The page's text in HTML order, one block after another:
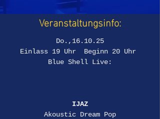
Veranstaltungsinfo:
Do.,16.10.25
Einlass 19 Uhr  Beginn 20 Uhr
Blue Shell Live:
IJAZ
Akoustic Dream Pop